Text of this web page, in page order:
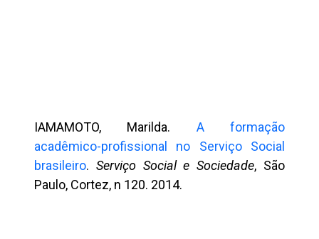
IAMAMOTO, Marilda. A formação
acadêmico-profissional no Serviço Social
brasileiro. Serviço Social e Sociedade, São
Paulo, Cortez, n 120. 2014.